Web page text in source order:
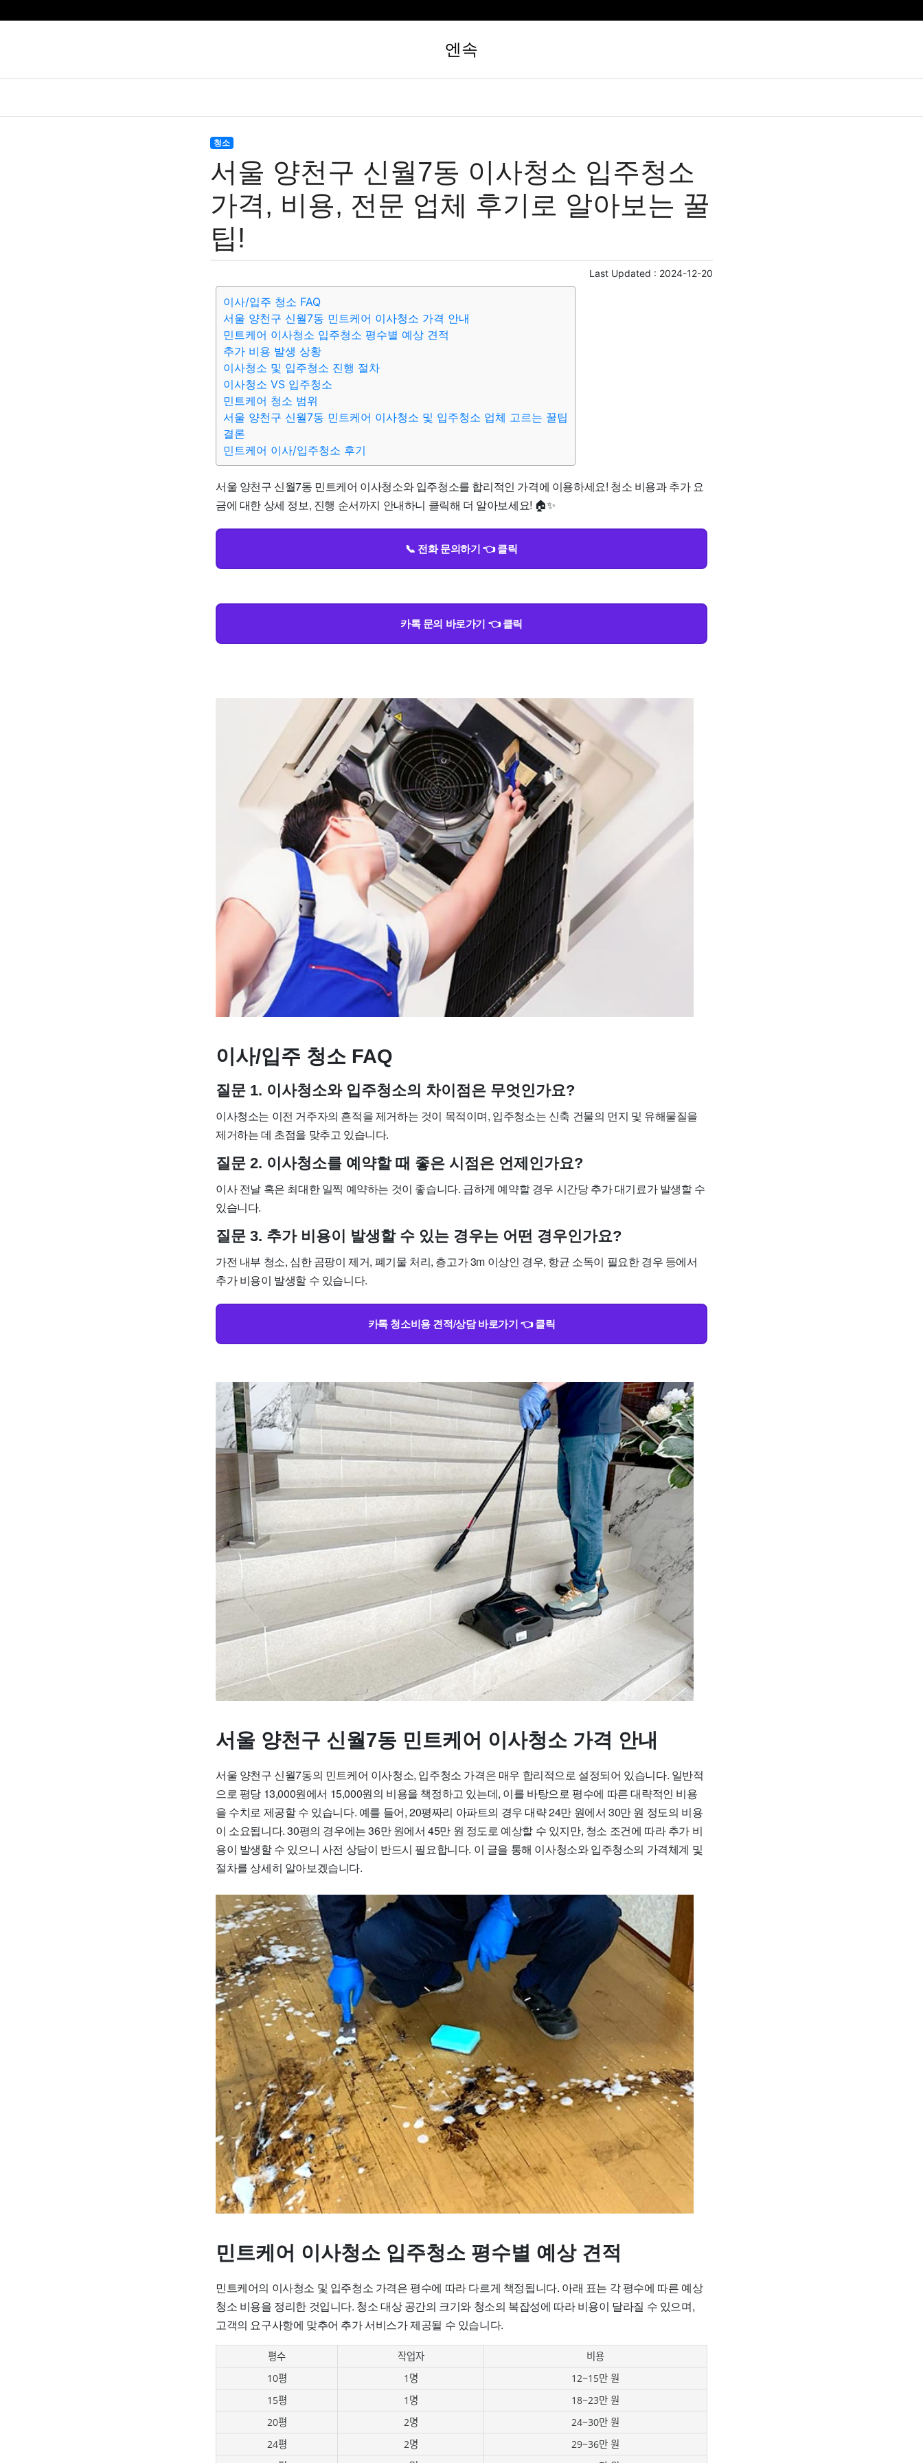
엔속
청소
서울 양천구 신월7동 이사청소 입주청소
가격, 비용, 전문 업체 후기로 알아보는 꿀
팁!
Last Updated : 2024-12-20
이사/입주 청소 FAQ
서울 양천구 신월7동 민트케어 이사청소 가격 안내
민트케어 이사청소 입주청소 평수별 예상 견적
추가 비용 발생 상황
이사청소 및 입주청소 진행 절차
이사청소 VS 입주청소
민트케어 청소 범위
서울 양천구 신월7동 민트케어 이사청소 및 입주청소 업체 고르는 꿀팁
결론
민트케어 이사/입주청소 후기
서울 양천구 신월7동 민트케어 이사청소와 입주청소를 합리적인 가격에 이용하세요! 청소 비용과 추가 요
금에 대한 상세 정보, 진행 순서까지 안내하니 클릭해 더 알아보세요! 🏠✨
📞 전화 문의하기 👈 클릭
카톡 문의 바로가기 👈 클릭
이사/입주 청소 FAQ
질문 1. 이사청소와 입주청소의 차이점은 무엇인가요?
이사청소는 이전 거주자의 흔적을 제거하는 것이 목적이며, 입주청소는 신축 건물의 먼지 및 유해물질을
제거하는 데 초점을 맞추고 있습니다.
질문 2. 이사청소를 예약할 때 좋은 시점은 언제인가요?
이사 전날 혹은 최대한 일찍 예약하는 것이 좋습니다. 급하게 예약할 경우 시간당 추가 대기료가 발생할 수
있습니다.
질문 3. 추가 비용이 발생할 수 있는 경우는 어떤 경우인가요?
가전 내부 청소, 심한 곰팡이 제거, 폐기물 처리, 층고가 3m 이상인 경우, 항균 소독이 필요한 경우 등에서
추가 비용이 발생할 수 있습니다.
카톡 청소비용 견적/상담 바로가기 👈 클릭
서울 양천구 신월7동 민트케어 이사청소 가격 안내
서울 양천구 신월7동의 민트케어 이사청소, 입주청소 가격은 매우 합리적으로 설정되어 있습니다. 일반적
으로 평당 13,000원에서 15,000원의 비용을 책정하고 있는데, 이를 바탕으로 평수에 따른 대략적인 비용
을 수치로 제공할 수 있습니다. 예를 들어, 20평짜리 아파트의 경우 대략 24만 원에서 30만 원 정도의 비용
이 소요됩니다. 30평의 경우에는 36만 원에서 45만 원 정도로 예상할 수 있지만, 청소 조건에 따라 추가 비
용이 발생할 수 있으니 사전 상담이 반드시 필요합니다. 이 글을 통해 이사청소와 입주청소의 가격체계 및
절차를 상세히 알아보겠습니다.
민트케어 이사청소 입주청소 평수별 예상 견적
민트케어의 이사청소 및 입주청소 가격은 평수에 따라 다르게 책정됩니다. 아래 표는 각 평수에 따른 예상
청소 비용을 정리한 것입니다. 청소 대상 공간의 크기와 청소의 복잡성에 따라 비용이 달라질 수 있으며,
고객의 요구사항에 맞추어 추가 서비스가 제공될 수 있습니다.
평수 작업자
비용
10평
1명
12~15만 원
15평
1명
18~23만 원
20평
2명
24~30만 원
24평
2명
29~36만 원